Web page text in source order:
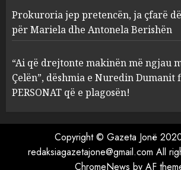
4
Prokuroria jep
çfarë dënimi
Berishën
MARCH 25, 2025
ngjau me Talo
dëshmia e
flet për
Prokuroria jep pretencën, ja çfarë
për Mariela dhe Antonela Berishën
“Ai që drejtonte makinën më ngjau
Çelën”, dëshmia e Nuredin Dumanit
PERSONAT që e plagosën!
Copyright © Gazeta Jonë
redaksiagazetajone@gmail.com All
ChromeNews by AF